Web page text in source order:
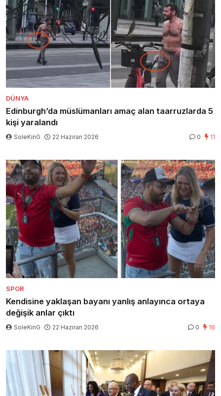
DÜNYA
Edinburgh’da müslümanları amaç alan taarruzlarda 5
kişi yaralandı
SoleKinG 22 Haziran 2026 0 11
SPOR
Kendisine yaklaşan bayanı yanlış anlayınca ortaya
değişik anlar çıktı
SoleKinG 22 Haziran 2026 0 16